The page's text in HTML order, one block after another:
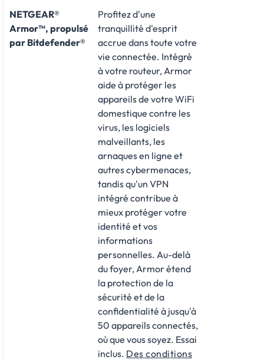
NETGEAR®
Armor™, propulsé
par Bitdefender®
Profitez d'une
tranquillité d'esprit
accrue dans toute votre
vie connectée. Intégré
à votre routeur, Armor
aide à protéger les
appareils de votre WiFi
domestique contre les
virus, les logiciels
malveillants, les
arnaques en ligne et
autres cybermenaces,
tandis qu'un VPN
intégré contribue à
mieux protéger votre
identité et vos
informations
personnelles. Au-delà
du foyer, Armor étend
la protection de la
sécurité et de la
confidentialité à jusqu'à
50 appareils connectés,
où que vous soyez. Essai
inclus. Des conditions